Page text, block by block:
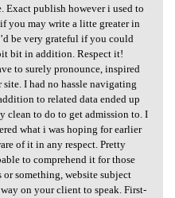
Exact publish however i used to
you may write a litte greater in
be very grateful if you could
bit in addition. Respect it!
to surely pronounce, inspired
I had no hassle navigating
to related data ended up
clean to do to get admission to. I
what i was hoping for earlier
of it in any respect. Pretty
to comprehend it for those
or something, website subject
way on your client to speak. First-